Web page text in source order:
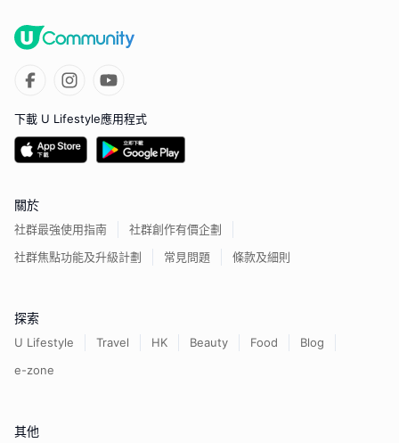
下載 U Lifestyle應用程式
關於
社群最強使用指南
社群創作有價企劃
社群焦點功能及升級計劃
常見問題 條款及細則
探索
U Lifestyle Travel HK Beauty Food
Blog
e-zone
其他